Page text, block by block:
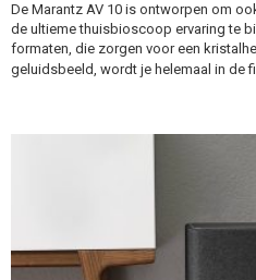
De Marantz AV 10 is ontworpen om
de ultieme thuisbioscoop ervaring te
formaten, die zorgen voor een
geluidsbeeld, wordt je helemaal in de